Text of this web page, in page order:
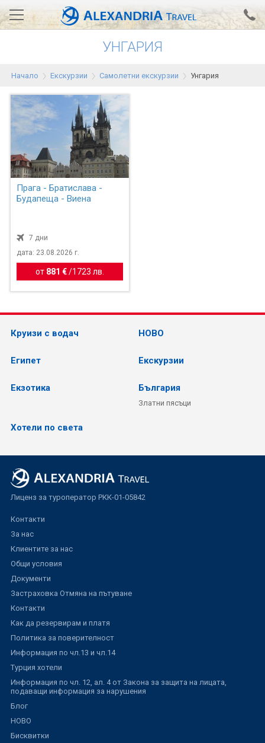
Проверка на резервация
АЛЕКСАНДРИЯ хотели
Тунис
Турция
Гърция
Египет
Екскурзии
0700 18 308
УНГАРИЯ
Начало Екскурзии Самолетни екскурзии Унгария
Прага - Братислава -
Будапеща - Виена
7 дни
дата: 23.08.2026 г.
от 881 € / 1723 лв.
Круизи с водач НОВО
Египет Екскурзии
Екзотика България
Златни пясъци
Хотели по света
Лиценз за туроператор РКК-01-05842
Контакти
За нас
Клиентите за нас
Общи условия
Документи
Застраховка Отмяна на пътуване
Контакти
Как да резервирам и платя
Политика за поверителност
Информация по чл.13 и чл.14
Турция хотели
Информация по чл. 12, ал. 4 от Закона за защита на лицата,
подаващи информация за нарушения
Блог
НОВО
Бисквитки